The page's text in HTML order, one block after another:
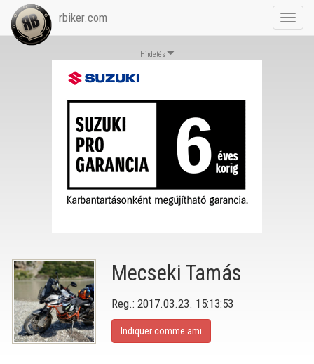
rbiker.com
Hirdetés
Mecseki Tamás
Reg.: 2017.03.23. 15:13:53
Indiquer comme ami